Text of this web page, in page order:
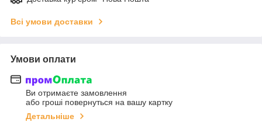
Всі умови доставки
Умови оплати
Ви отримаєте замовлення
або гроші повернуться на вашу картку
Детальніше